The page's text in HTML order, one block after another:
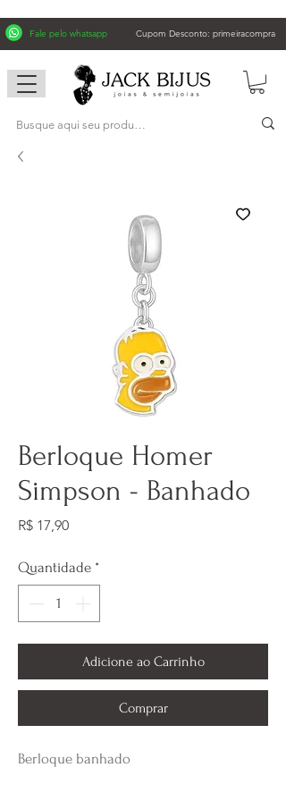
Fale pelo whatsapp Cupom Desconto: primeiracompra
Berloque Homer
Simpson - Banhado
R$ 17,90Preço
Quantidade *
Adicione ao Carrinho
Comprar
Berloque banhado